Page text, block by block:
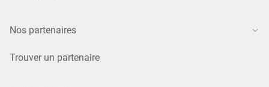
Nos partenaires
Trouver un partenaire